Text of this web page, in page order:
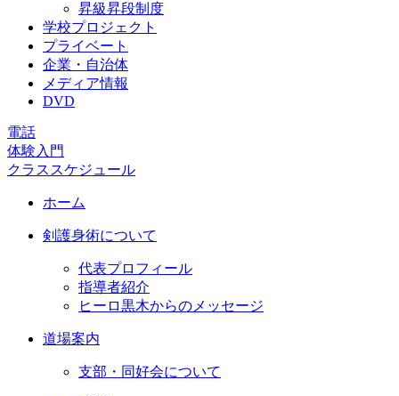
昇級昇段制度
学校プロジェクト
プライベート
企業・自治体
メディア情報
DVD
電話
体験入門
クラススケジュール
ホーム
剣護身術について
代表プロフィール
指導者紹介
ヒーロ黒木からのメッセージ
道場案内
支部・同好会について